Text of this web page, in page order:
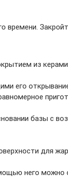
времени.
из
его
базы с
для
него можно